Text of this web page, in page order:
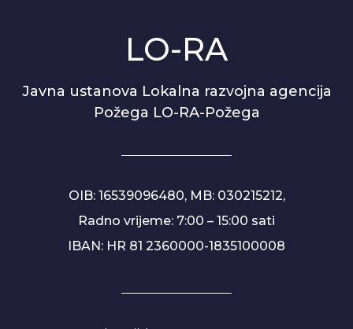
LO-RA
Javna ustanova Lokalna razvojna agencija
Požega LO-RA-Požega
OIB: 16539096480, MB: 030215212,
Radno vrijeme: 7:00 – 15:00 sati
IBAN: HR 81 2360000-1835100008